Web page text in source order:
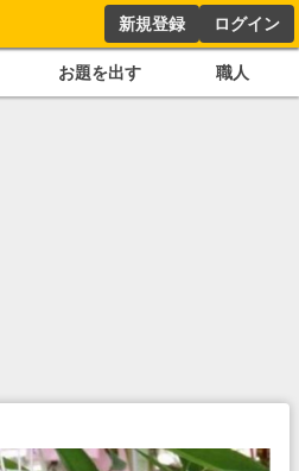
新規登録 ログイン
お題を出す 職人